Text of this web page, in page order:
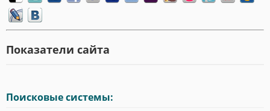
Показатели сайта
Поисковые системы: